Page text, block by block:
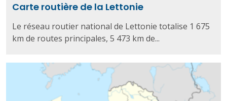
Carte routière de la Lettonie
Le réseau routier national de Lettonie totalise 1 675
km de routes principales, 5 473 km de...